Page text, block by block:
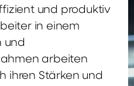
und produktiv
in einem
und
arbeiten
ihren Stärken und